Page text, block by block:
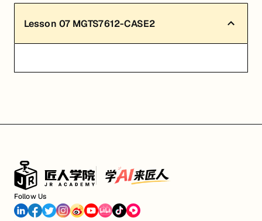
Lesson 07 MGTS7612-CASE2
Follow Us